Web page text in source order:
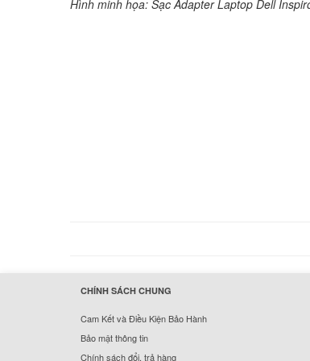
Hình minh họa: Sạc Adapter Laptop Dell
hermes handbags outlet online
CHÍNH SÁCH CHUNG
Cam Kết và Điều Kiện Bảo Hành
Bảo mật thông tin
Chính sách đổi, trả hàng